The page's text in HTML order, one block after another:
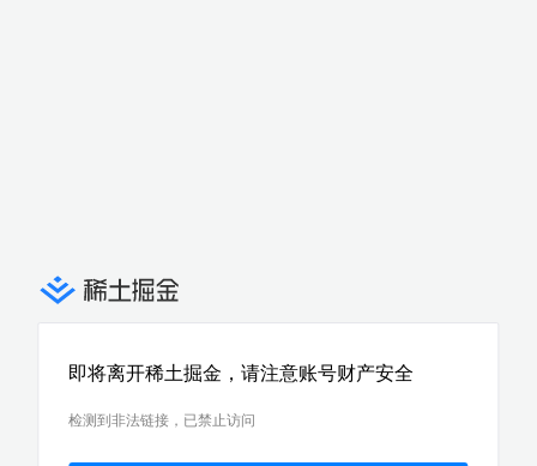
即将离开稀土掘金，请注意账号财产安全
检测到非法链接，已禁止访问